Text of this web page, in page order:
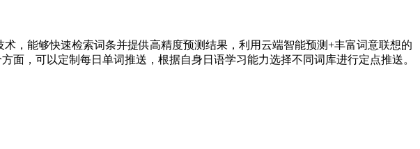
，能够快速检索词条并提供高精度预测结果，利用云端智能预测+丰富词意联想的
，可以定制每日单词推送，根据自身日语学习能力选择不同词库进行定点推送。